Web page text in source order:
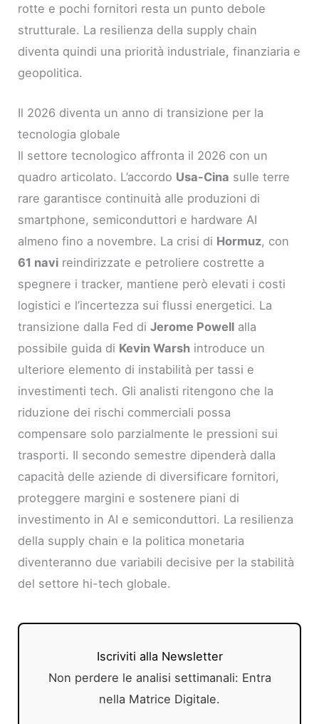
rotte e pochi fornitori resta un punto debole
strutturale. La resilienza della supply chain
diventa quindi una priorità industriale, finanziaria e
geopolitica.
Il 2026 diventa un anno di transizione per la
tecnologia globale
Il settore tecnologico affronta il 2026 con un
quadro articolato. L’accordo Usa-Cina sulle terre
rare garantisce continuità alle produzioni di
smartphone, semiconduttori e hardware AI
almeno fino a novembre. La crisi di Hormuz, con
61 navi reindirizzate e petroliere costrette a
spegnere i tracker, mantiene però elevati i costi
logistici e l’incertezza sui flussi energetici. La
transizione dalla Fed diJerome Powell alla
possibile guida di Kevin Warsh introduce un
ulteriore elemento di instabilità per tassi e
investimenti tech. Gli analisti ritengono che la
riduzione dei rischi commerciali possa
compensare solo parzialmente le pressioni sui
trasporti. Il secondo semestre dipenderà dalla
capacità delle aziende di diversificare fornitori,
proteggere margini e sostenere piani di
investimento in AI e semiconduttori. La resilienza
della supply chain e la politica monetaria
diventeranno due variabili decisive per la stabilità
del settore hi-tech globale.
Iscriviti alla Newsletter
Non perdere le analisi settimanali: Entra
nella Matrice Digitale.